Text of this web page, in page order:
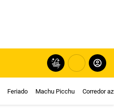
Feriado Machu Picchu Corredor